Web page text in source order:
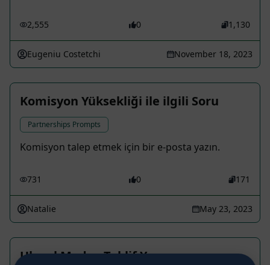
2,555 0 1,130
Eugeniu Costetchi November 18, 2023
Komisyon Yüksekliği ile ilgili Soru
Partnerships Prompts
Komisyon talep etmek için bir e-posta yazın.
731 0 171
Natalie May 23, 2023
Ulusal Medya Teklif Yazımı